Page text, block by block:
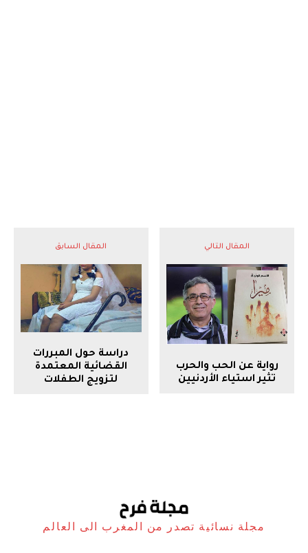
المقال السابق
دراسة حول المبررات
القضائية المعتمدة
لتزويج الطفلات
المقال التالي
رواية عن الحب والحرب
تثير استياء الأردنيين
مجلة نسائية تصدر من المغرب الى العالم